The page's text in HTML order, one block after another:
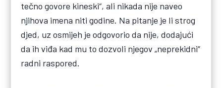
tečno govore kineski“, ali nikada nije naveo
njihova imena niti godine. Na pitanje je li strog
djed, uz osmijeh je odgovorio da nije, dodajući
da ih viđa kad mu to dozvoli njegov „neprekidni“
radni raspored.